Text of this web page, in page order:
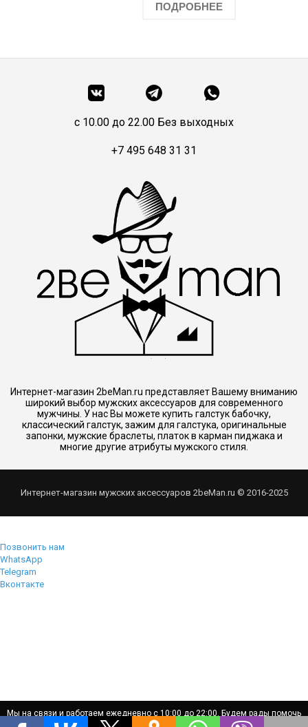
ПОДРОБНЕЕ
c 10.00 до 22.00 Без выходных
+7 495 648 31 31
Интернет-магазин 2beMan.ru представляет Вашему вниманию
широкий выбор мужских аксессуаров для современного
мужчины. У нас Вы можете купить галстук бабочку,
классический галстук, зажим для галстука, оригинальные
запонки, мужские браслеты, платок в карман пиджака и
многие другие атрибуты мужского стиля.
Интернет-магазин мужских аксессуаров 2beMan.ru © 2016-2025
Мы на связи и работаем ежедневно с 10:00 до 22:00. Будем рады помочь
вам!
Мы на связи и работаем ежедневно с 10:00 до 22:00. Будем рады помочь
вам!
Позвонить нам
WhatsApp
Telegram
Вконтакте